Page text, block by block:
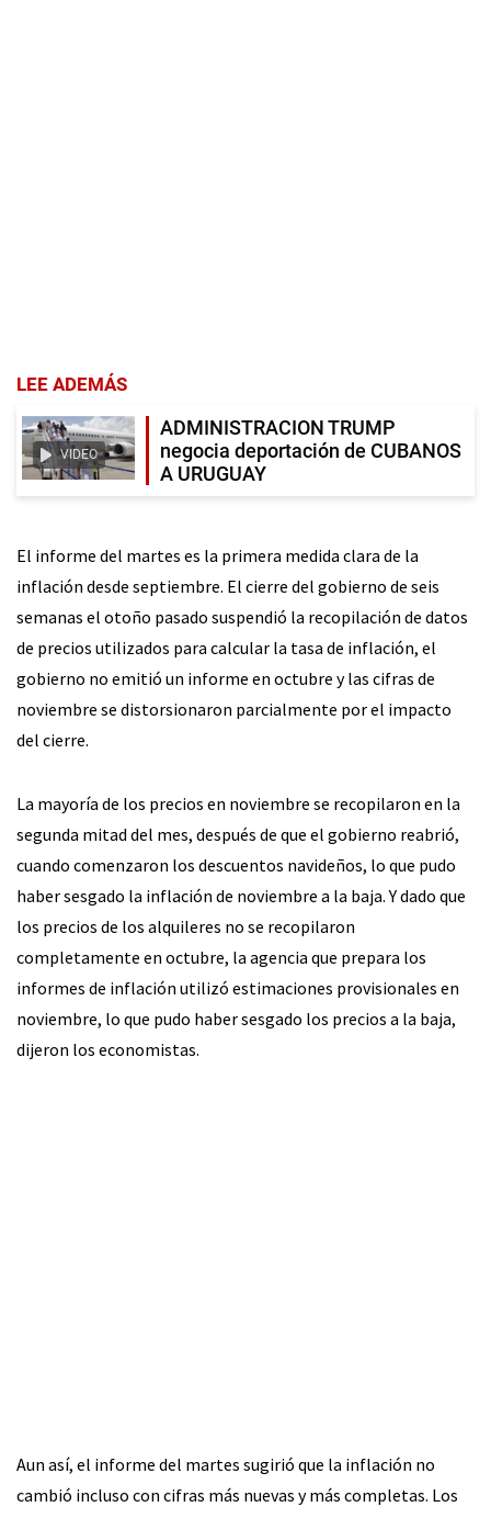
LEE ADEMÁS
VIDEO
ADMINISTRACION TRUMP
negocia deportación de CUBANOS
A URUGUAY
El informe del martes es la primera medida clara de la
inflación desde septiembre. El cierre del gobierno de seis
semanas el otoño pasado suspendió la recopilación de datos
de precios utilizados para calcular la tasa de inflación, el
gobierno no emitió un informe en octubre y las cifras de
noviembre se distorsionaron parcialmente por el impacto
del cierre.
La mayoría de los precios en noviembre se recopilaron en la
segunda mitad del mes, después de que el gobierno reabrió,
cuando comenzaron los descuentos navideños, lo que pudo
haber sesgado la inflación de noviembre a la baja. Y dado que
los precios de los alquileres no se recopilaron
completamente en octubre, la agencia que prepara los
informes de inflación utilizó estimaciones provisionales en
noviembre, lo que pudo haber sesgado los precios a la baja,
dijeron los economistas.
Aun así, el informe del martes sugirió que la inflación no
cambió incluso con cifras más nuevas y más completas. Los